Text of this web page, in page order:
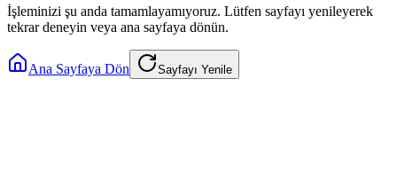
İşleminizi şu anda tamamlayamıyoruz. Lütfen sayfayı yenileyerek
tekrar deneyin veya ana sayfaya dönün.
Ana Sayfaya Dön Sayfayı Yenile